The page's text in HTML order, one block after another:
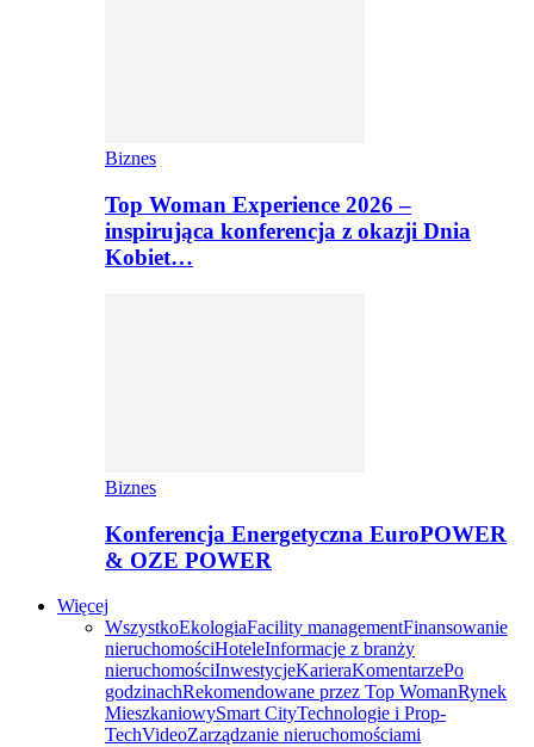
Biznes
Top Woman Experience 2026 –
inspirująca konferencja z okazji Dnia
Kobiet…
Biznes
Konferencja Energetyczna EuroPOWER
& OZE POWER
Więcej
WszystkoEkologiaFacility managementFinansowanie
nieruchomościHoteleInformacje z branży
nieruchomościInwestycjeKarieraKomentarzePo
godzinachRekomendowane przez Top WomanRynek
MieszkaniowySmart CityTechnologie i Prop-
TechVideoZarządzanie nieruchomościami